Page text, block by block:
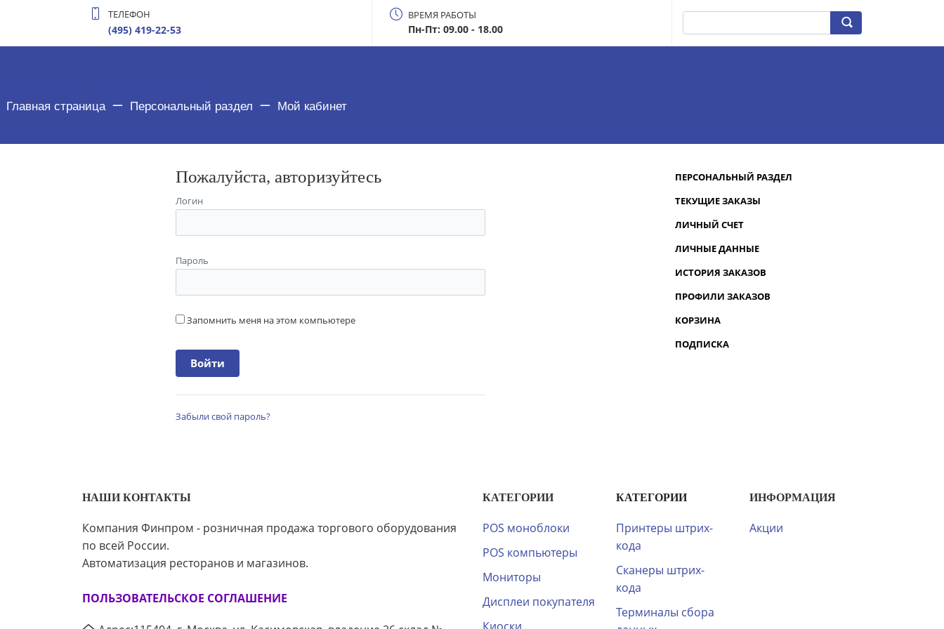
ТЕЛЕФОН
(495) 419-22-53
ВРЕМЯ РАБОТЫ
Пн-Пт: 09.00 - 18.00
Главная страница Персональный раздел Мой кабинет
ПЕРСОНАЛЬНЫЙ РАЗДЕЛ
ТЕКУЩИЕ ЗАКАЗЫ
ЛИЧНЫЙ СЧЕТ
ЛИЧНЫЕ ДАННЫЕ
ИСТОРИЯ ЗАКАЗОВ
ПРОФИЛИ ЗАКАЗОВ
КОРЗИНА
ПОДПИСКА
Пожалуйста, авторизуйтесь
Логин
Пароль
Запомнить меня на этом компьютере
Забыли свой пароль?
НАШИ КОНТАКТЫ
Компания Финпром - розничная продажа торгового оборудования
по всей России.
Автоматизация ресторанов и магазинов.
ПОЛЬЗОВАТЕЛЬСКОЕ СОГЛАШЕНИЕ
КАТЕГОРИИ
POS моноблоки
POS компьютеры
Мониторы
Дисплеи покупателя
КАТЕГОРИИ
Принтеры штрих-
кода
Сканеры штрих-
кода
Терминалы сбора
ИНФОРМАЦИЯ
Акции